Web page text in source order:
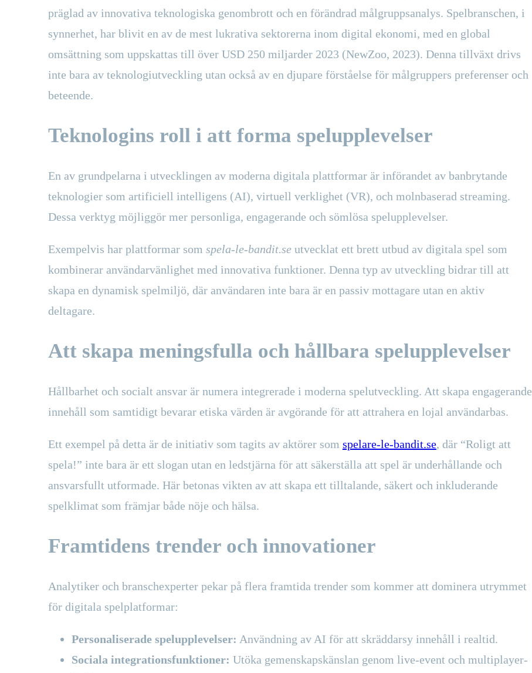
präglad av innovativa teknologiska genombrott och en förändrad målgruppsanalys. Spelbranschen, i
synnerhet, har blivit en av de mest lukrativa sektorerna inom digital ekonomi, med en global
omsättning som uppskattas till över USD 250 miljarder 2023 (NewZoo, 2023). Denna tillväxt drivs
inte bara av teknologiutveckling utan också av en djupare förståelse för målgruppers preferenser och
beteende.
Teknologins roll i att forma spelupplevelser
En av grundpelarna i utvecklingen av moderna digitala plattformar är införandet av banbrytande
teknologier som artificiell intelligens (AI), virtuell verklighet (VR), och molnbaserad streaming.
Dessa verktyg möjliggör mer personliga, engagerande och sömlösa spelupplevelser.
Exempelvis har plattformar som spela-le-bandit.seutvecklat ett brett utbud av digitala spel som
kombinerar användarvänlighet med innovativa funktioner. Denna typ av utveckling bidrar till att
skapa en dynamisk spelmiljö, där användaren inte bara är en passiv mottagare utan en aktiv
deltagare.
Att skapa meningsfulla och hållbara spelupplevelser
Hållbarhet och socialt ansvar är numera integrerade i moderna spelutveckling. Att skapa engagerande
innehåll som samtidigt bevarar etiska värden är avgörande för att attrahera en lojal användarbas.
Ett exempel på detta är de initiativ som tagits av aktörer som spelare-le-bandit.se, där “Roligt att
spela!” inte bara är ett slogan utan en ledstjärna för att säkerställa att spel är underhållande och
ansvarsfullt utformade. Här betonas vikten av att skapa ett tilltalande, säkert och inkluderande
spelklimat som främjar både nöje och hälsa.
Framtidens trender och innovationer
Analytiker och branschexperter pekar på flera framtida trender som kommer att dominera utrymmet
för digitala spelplatformar:
Personaliserade spelupplevelser: Användning av AI för att skräddarsy innehåll i realtid.
Sociala integrationsfunktioner: Utöka gemenskapskänslan genom live-event och multiplayer-